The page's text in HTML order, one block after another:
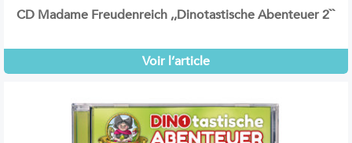
CD Madame Freudenreich ,,Dinotastische Abenteuer 2``
Voir l’article